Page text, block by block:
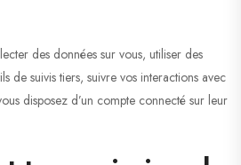
des données sur vous, utiliser des
de suivis tiers, suivre vos interactions avec
disposez d’un compte connecté sur leur